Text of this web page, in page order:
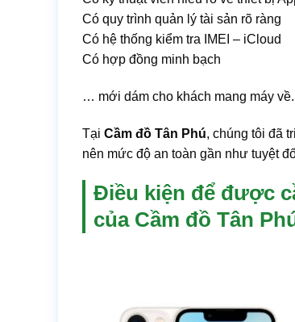
Có quy trình quản lý tài sản rõ ràng
Có hệ thống kiểm tra IMEI – iCloud
Có hợp đồng minh bạch
… mới dám cho khách mang máy về.
Tại Cầm đồ Tân Phú, chúng tôi đã
nên mức độ an toàn gần như tuyệt
Điều kiện để được
của Cầm đồ Tân